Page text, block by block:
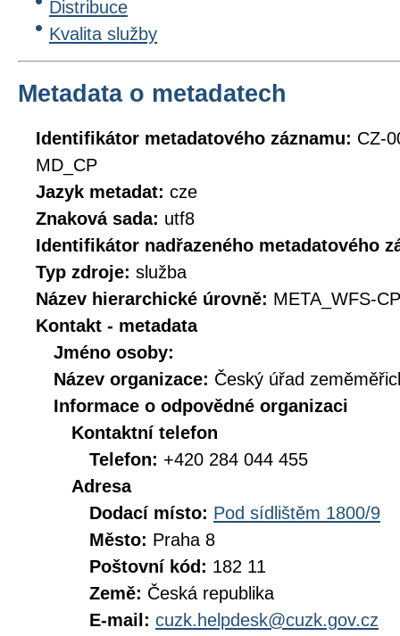
Distribuce
Kvalita služby
Metadata o metadatech
Identifikátor metadatového záznamu: CZ-
MD_CP
Jazyk metadat: cze
Znaková sada: utf8
Identifikátor nadřazeného metadatového
Typ zdroje: služba
Název hierarchické úrovně: META_WFS-
Kontakt - metadata
Jméno osoby:
Název organizace: Český úřad
Informace o odpovědné organizaci
Kontaktní telefon
Telefon: +420 284 044 455
Adresa
Dodací místo: Pod sídlištěm 1800/9
Město: Praha 8
Poštovní kód: 182 11
Země: Česká republika
E-mail: cuzk.helpdesk@cuzk.gov.cz